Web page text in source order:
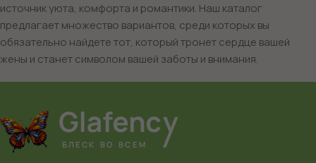
источник уюта, комфорта и романтики. Наш каталог
предлагает множество вариантов, среди которых вы
обязательно найдете тот, который тронет сердце вашей
жены и станет символом вашей заботы и внимания.